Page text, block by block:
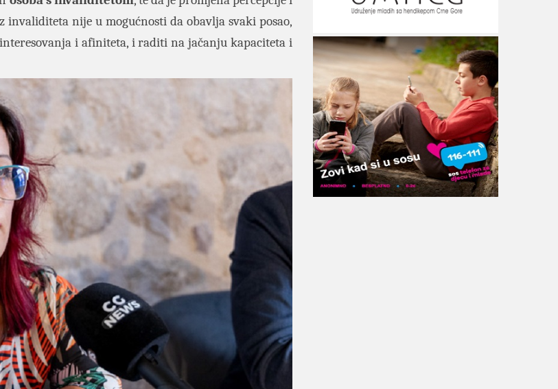
invaliditeta nije u mogućnosti da obavlja svaki posao,
i afiniteta, i raditi na jačanju kapaciteta i